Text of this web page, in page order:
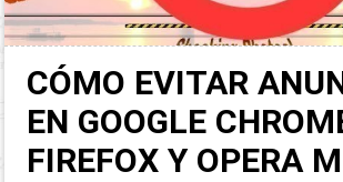
CÓMO EVITAR
EN GOOGLE
FIREFOX Y OPERA